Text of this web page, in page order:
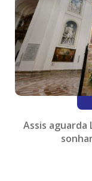
Assis aguarda